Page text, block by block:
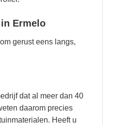
Ermelo
gerust eens langs,
dat al meer dan 40
daarom precies
Heeft u